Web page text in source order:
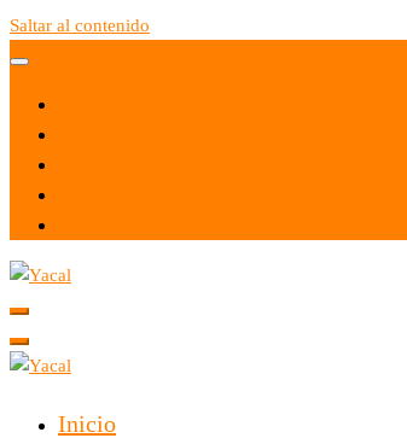
Saltar al contenido
Yacal micro hosting
Inicio